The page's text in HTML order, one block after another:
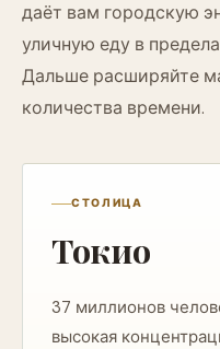
даёт вам городскую
уличную еду в
Дальше расширяйте
количества времени.
СТОЛИЦА
Токио
37 миллионов
высокая